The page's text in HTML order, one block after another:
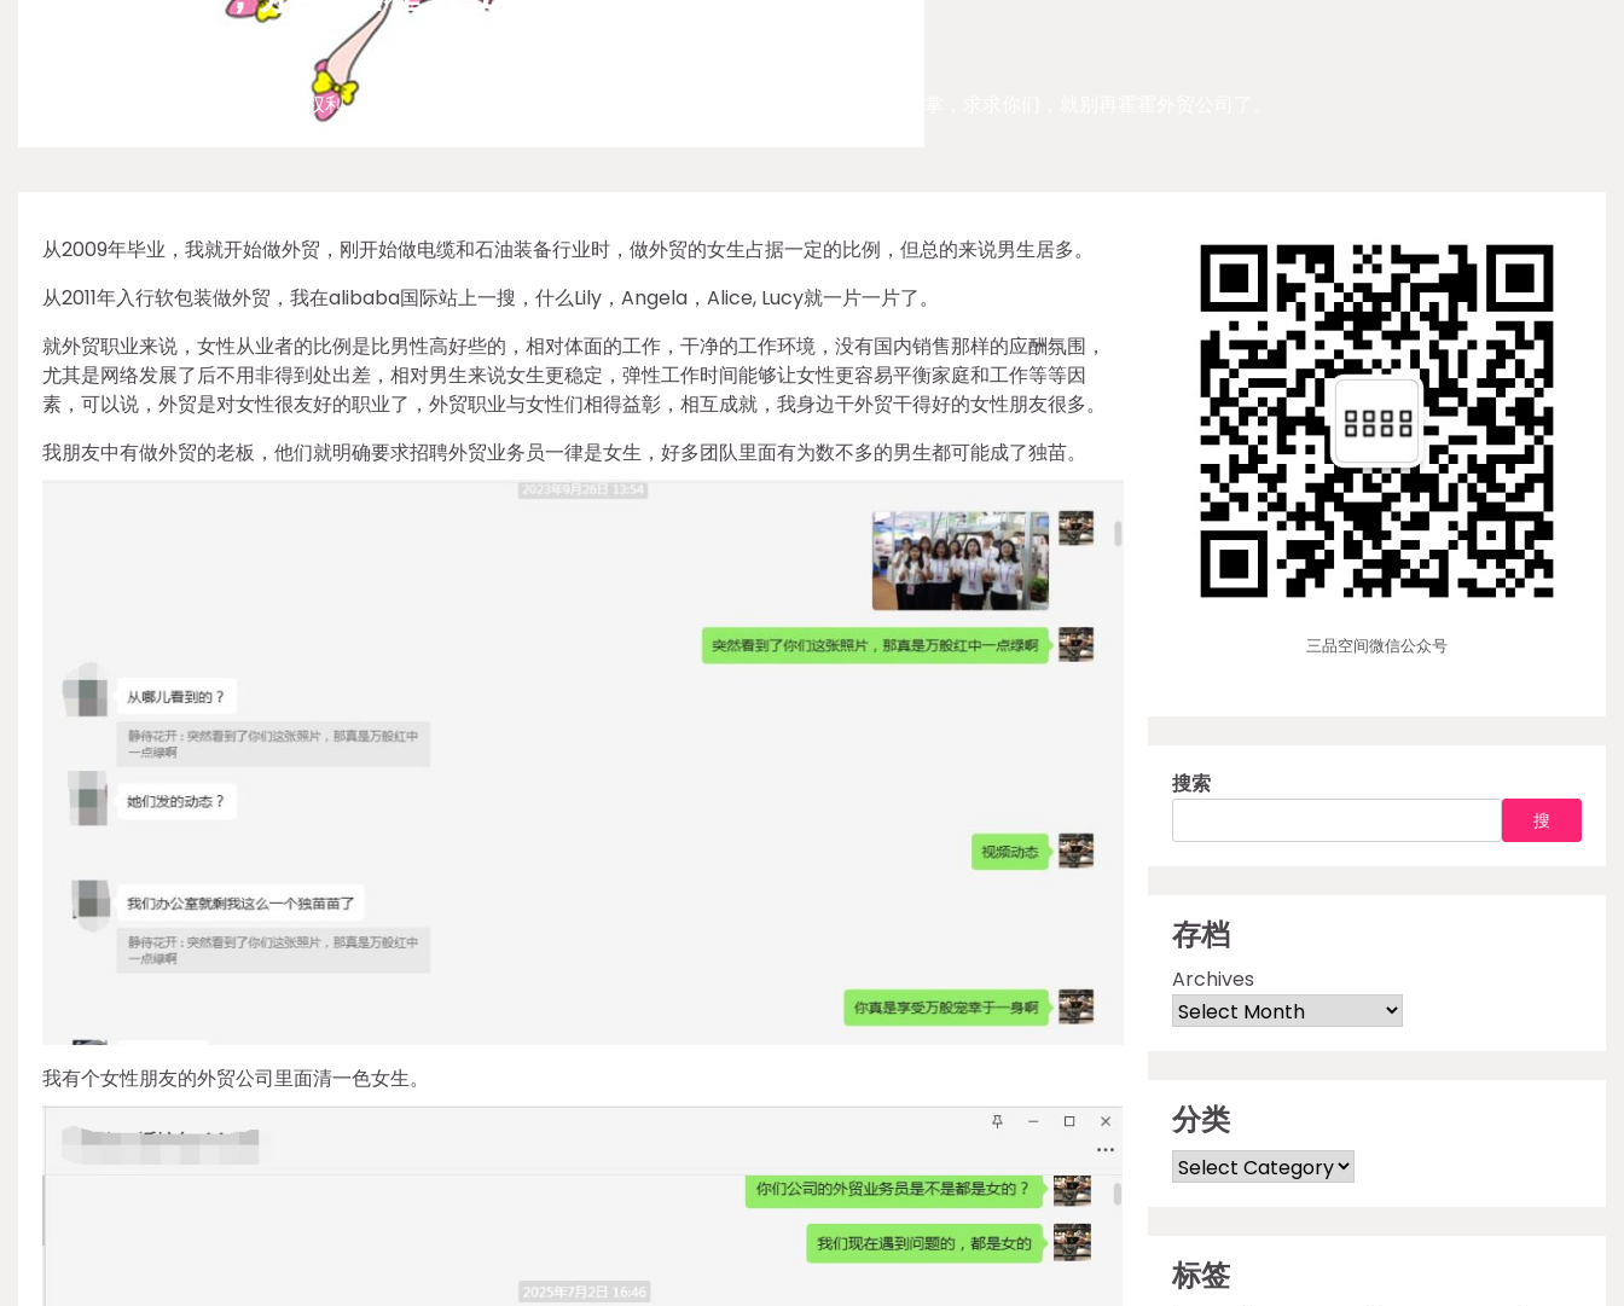
那些既要又要还要，只谈自己权利，不谈自己义务的小仙女们，更是可以随时出尔反尔给外贸公司一巴掌，求求你们，就别再霍霍外贸公司了。
从2009年毕业，我就开始做外贸，刚开始做电缆和石油装备行业时，做外贸的女生占据一定的比例，但总的来说男生居多。
从2011年入行软包装做外贸，我在alibaba国际站上一搜，什么Lily，Angela，Alice, Lucy就一片一片了。
就外贸职业来说，女性从业者的比例是比男性高好些的，相对体面的工作，干净的工作环境，没有国内销售那样的应酬氛围，
尤其是网络发展了后不用非得到处出差，相对男生来说女生更稳定，弹性工作时间能够让女性更容易平衡家庭和工作等等因
素，可以说，外贸是对女性很友好的职业了，外贸职业与女性们相得益彰，相互成就，我身边干外贸干得好的女性朋友很多。
我朋友中有做外贸的老板，他们就明确要求招聘外贸业务员一律是女生，好多团队里面有为数不多的男生都可能成了独苗。
我有个女性朋友的外贸公司里面清一色女生。
三品空间微信公众号
搜索
搜
存档
Archives
分类
Categories
标签